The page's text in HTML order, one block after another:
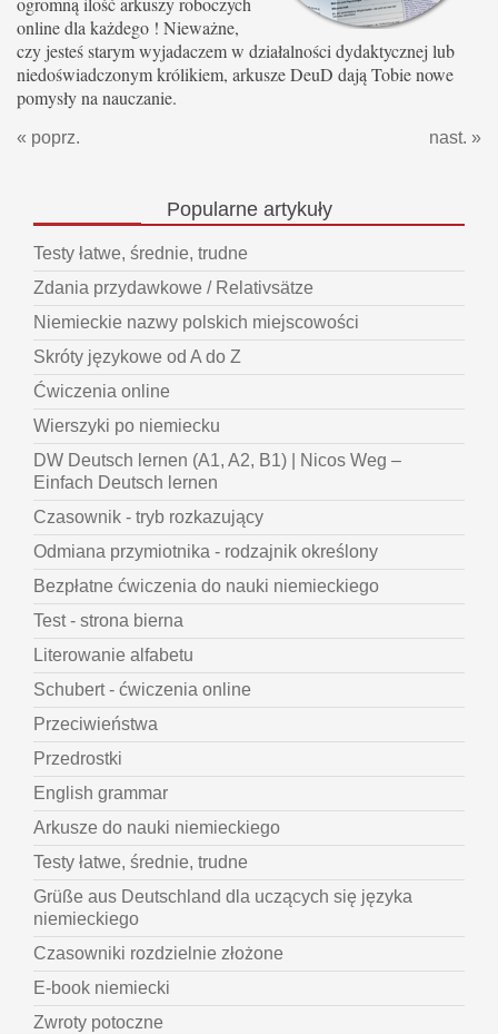
online dla każdego ! Nieważne,
czy jesteś starym wyjadaczem w działalności dydaktycznej lub
niedoświadczonym królikiem, arkusze DeuD dają Tobie nowe
pomysły na nauczanie.
« poprz. nast. »
Popularneartykuły
Testy łatwe, średnie, trudne
Zdania przydawkowe / Relativsätze
Niemieckie nazwy polskich miejscowości
Skróty językowe od A do Z
Ćwiczenia online
Wierszyki po niemiecku
DW Deutsch lernen (A1, A2, B1) | Nicos Weg –
Einfach Deutsch lernen
Czasownik - tryb rozkazujący
Odmiana przymiotnika - rodzajnik określony
Bezpłatne ćwiczenia do nauki niemieckiego
Test - strona bierna
Literowanie alfabetu
Schubert - ćwiczenia online
Przeciwieństwa
Przedrostki
English grammar
Arkusze do nauki niemieckiego
Testy łatwe, średnie, trudne
Grüße aus Deutschland dla uczących się języka
niemieckiego
Czasowniki rozdzielnie złożone
E-book niemiecki
Zwroty potoczne